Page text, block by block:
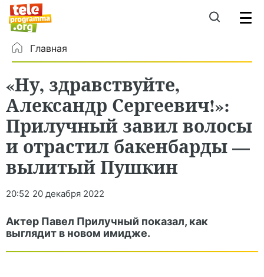
Главная
«Ну, здравствуйте,
Александр Сергеевич!»:
Прилучный завил волосы
и отрастил бакенбарды —
вылитый Пушкин
20:52 20 декабря 2022
Актер Павел Прилучный показал, как
выглядит в новом имидже.